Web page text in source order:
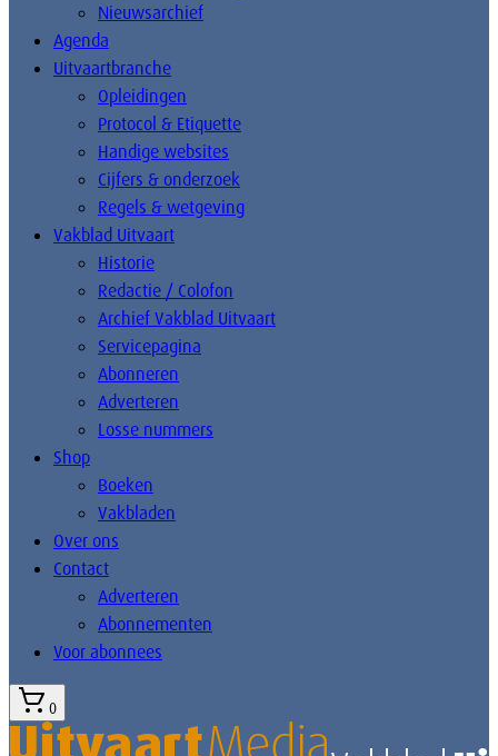
Nieuwsarchief
Agenda
Uitvaartbranche
Opleidingen
Protocol & Etiquette
Handige websites
Cijfers & onderzoek
Regels & wetgeving
Vakblad Uitvaart
Historie
Redactie / Colofon
Archief Vakblad Uitvaart
Servicepagina
Abonneren
Adverteren
Losse nummers
Shop
Boeken
Vakbladen
Over ons
Contact
Adverteren
Abonnementen
Voor abonnees
0